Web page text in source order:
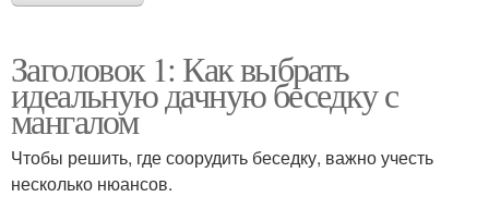
Заголовок 1: Как выбрать
идеальную дачную беседку с
мангалом
Чтобы решить, где соорудить беседку, важно учесть
несколько нюансов.